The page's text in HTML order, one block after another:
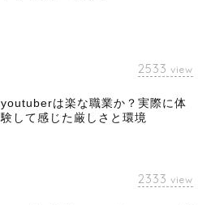
2533 view
youtuberは楽な職業か？実際に体
験して感じた厳しさと環境
2333 view